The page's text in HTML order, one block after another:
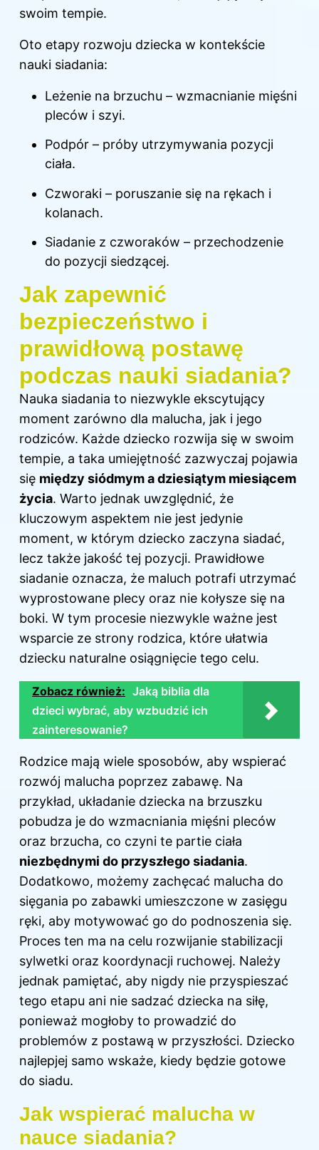
swoim tempie.
Oto etapy rozwoju dziecka w kontekście
nauki siadania:
Leżenie na brzuchu – wzmacnianie mięśni
pleców i szyi.
Podpór – próby utrzymywania pozycji
ciała.
Czworaki – poruszanie się na rękach i
kolanach.
Siadanie z czworaków – przechodzenie
do pozycji siedzącej.
Jak zapewnić
bezpieczeństwo i
prawidłową postawę
podczas nauki siadania?
Nauka siadania to niezwykle ekscytujący
moment zarówno dla malucha, jak i jego
rodziców. Każde dziecko rozwija się w swoim
tempie, a taka umiejętność zazwyczaj pojawia
się między siódmym a dziesiątym miesiącem
życia. Warto jednak uwzględnić, że
kluczowym aspektem nie jest jedynie
moment, w którym dziecko zaczyna siadać,
lecz także jakość tej pozycji. Prawidłowe
siadanie oznacza, że maluch potrafi utrzymać
wyprostowane plecy oraz nie kołysze się na
boki. W tym procesie niezwykle ważne jest
wsparcie ze strony rodzica, które ułatwia
dziecku naturalne osiągnięcie tego celu.
Zobacz również: Jaką biblia dla
dzieci wybrać, aby wzbudzić ich
zainteresowanie?
Rodzice mają wiele sposobów, aby wspierać
rozwój malucha poprzez zabawę. Na
przykład, układanie dziecka na brzuszku
pobudza je do wzmacniania mięśni pleców
oraz brzucha, co czyni te partie ciała
niezbędnymi do przyszłego siadania.
Dodatkowo, możemy zachęcać malucha do
sięgania po zabawki umieszczone w zasięgu
ręki, aby motywować go do podnoszenia się.
Proces ten ma na celu rozwijanie stabilizacji
sylwetki oraz koordynacji ruchowej. Należy
jednak pamiętać, aby nigdy nie przyspieszać
tego etapu ani nie sadzać dziecka na siłę,
ponieważ mogłoby to prowadzić do
problemów z postawą w przyszłości. Dziecko
najlepjej samo wskaże, kiedy będzie gotowe
do siadu.
Jak wspierać malucha w
nauce siadania?